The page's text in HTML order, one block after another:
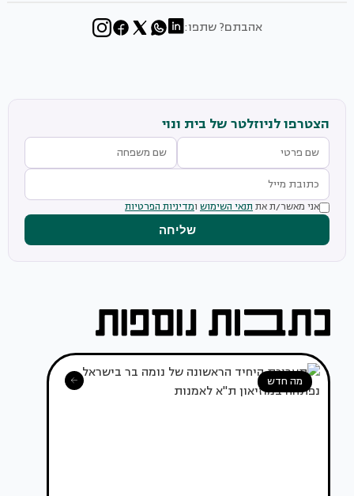
אהבתם? שתפו:
הצטרפו לניוזלטר של בית ונוי
אני מאשר/ת את תנאי השימוש ומדיניות הפרטיות
שליחה
מה חדש